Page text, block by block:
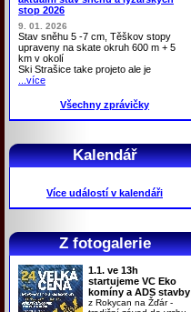
stop 2026
9. 01. 2026
Stav sněhu 5 -7 cm, Těškov stopy
upraveny na skate okruh 600 m + 5
km v okolí
Ski Strašice take projeto ale je
...více
Všechny zprávičky
Kalendář
Více událostí v kalendáři
Z fotogalerie
1.1. ve 13h
startujeme VC Eko
komíny a ADS stavby
z Rokycan na Žďár -